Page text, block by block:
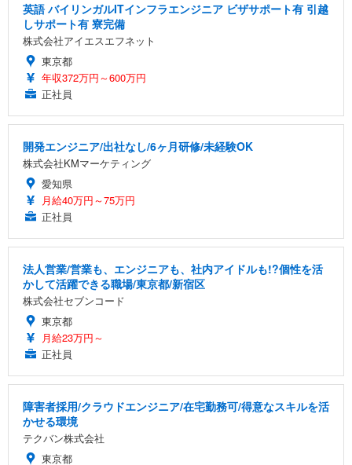
英語 バイリンガルITインフラエンジニア ビザサポート有 引越
しサポート有 寮完備
株式会社アイエスエフネット
東京都
年収372万円～600万円
正社員
開発エンジニア/出社なし/6ヶ月研修/未経験OK
株式会社KMマーケティング
愛知県
月給40万円～75万円
正社員
法人営業/営業も、エンジニアも、社内アイドルも!?個性を活
かして活躍できる職場/東京都/新宿区
株式会社セブンコード
東京都
月給23万円～
正社員
障害者採用/クラウドエンジニア/在宅勤務可/得意なスキルを活
かせる環境
テクバン株式会社
東京都